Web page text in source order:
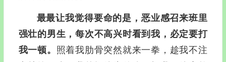
最最让我觉得要命的是，恶业感召来班里
强壮的男生，每次不高兴时看到我，必定要打
我一顿。 照着我肋骨突然就来一拳，趁我不注